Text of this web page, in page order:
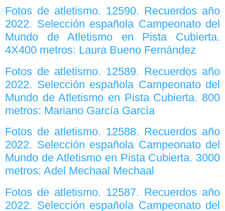
Fotos de atletismo. 12590. Recuerdos año
2022. Selección española Campeonato del
Mundo de Atletismo en Pista Cubierta.
4X400 metros: Laura Bueno Fernández
Fotos de atletismo. 12589. Recuerdos año
2022. Selección española Campeonato del
Mundo de Atletismo en Pista Cubierta. 800
metros: Mariano García García
Fotos de atletismo. 12588. Recuerdos año
2022. Selección española Campeonato del
Mundo de Atletismo en Pista Cubierta. 3000
metros: Adel Mechaal Mechaal
Fotos de atletismo. 12587. Recuerdos año
2022. Selección española Campeonato del